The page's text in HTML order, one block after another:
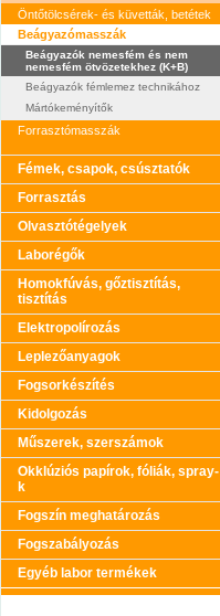
Öntőtölcsérek- és küvetták, betétek
Beágyazómasszák
Beágyazók nemesfém és nem
nemesfém ötvözetekhez (K+B)
Beágyazók fémlemez technikához
Mártókeményítők
Forrasztómasszák
Fémek, csapok, csúsztatók
Forrasztás
Olvasztótégelyek
Laborégők
Homokfúvás, gőztisztítás,
tisztítás
Elektropolírozás
Leplezőanyagok
Fogsorkészítés
Kidolgozás
Műszerek, szerszámok
Okklúziós papírok, fóliák, spray-
k
Fogszín meghatározás
Fogszabályozás
Egyéb labor termékek